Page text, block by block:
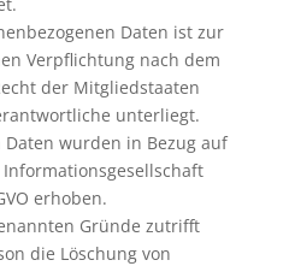
Daten ist zur
Verpflichtung nach dem
der Mitgliedstaaten
unterliegt.
wurden in Bezug auf
erhoben.
Gründe zutrifft
die Löschung von